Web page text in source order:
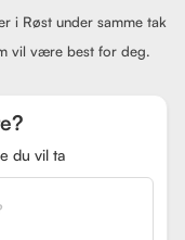
i Røst under samme tak
vil være best for deg.
du vil ta